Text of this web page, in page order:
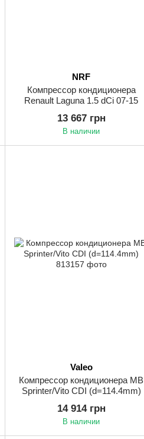
NRF
Компрессор кондиционера
Renault Laguna 1.5 dCi 07-15
13 667 грн
В наличии
Valeo
Компрессор кондиционера MB
Sprinter/Vito CDI (d=114.4mm)
14 914 грн
В наличии